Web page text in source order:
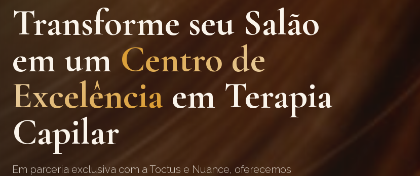
Transforme seu Salão
em um Centro de
Excelência em Terapia
Capilar
Em parceria exclusiva com a Toctus e Nuance, oferecemos